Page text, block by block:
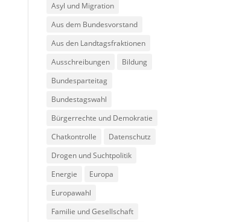
Asyl und Migration
Aus dem Bundesvorstand
Aus den Landtagsfraktionen
Ausschreibungen
Bildung
Bundesparteitag
Bundestagswahl
Bürgerrechte und Demokratie
Chatkontrolle
Datenschutz
Drogen und Suchtpolitik
Energie
Europa
Europawahl
Familie und Gesellschaft